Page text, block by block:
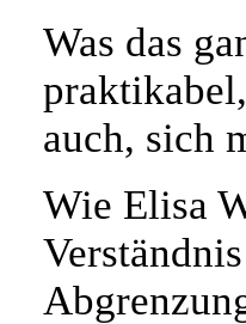
Was das
auch, sich
Wie Elisa